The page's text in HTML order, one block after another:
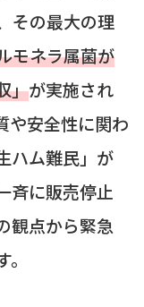
その最大の理
モネラ属菌が
」が実施され
や安全性に関わ
ハム難民」が
斉に販売停止
観点から緊急